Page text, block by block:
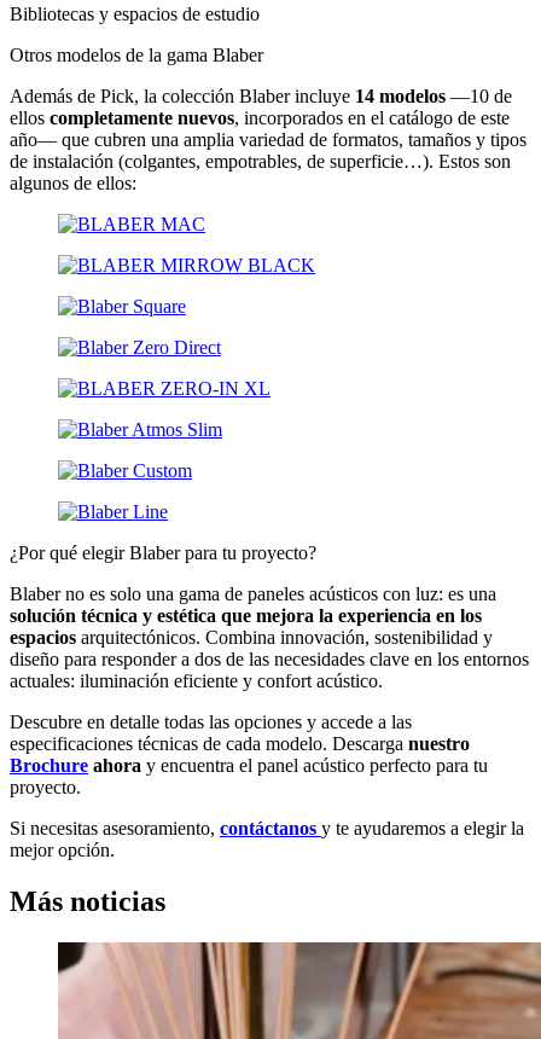
Bibliotecas y espacios de estudio
Otros modelos de la gama Blaber
Además de Pick, la colección Blaber incluye 14 modelos —10 de
ellos completamente nuevos, incorporados en el catálogo de este
año— que cubren una amplia variedad de formatos, tamaños y tipos
de instalación (colgantes, empotrables, de superficie…). Estos son
algunos de ellos:
¿Por qué elegir Blaber para tu proyecto?
Blaber no es solo una gama de paneles acústicos con luz: es una
solución técnica y estética que mejora la experiencia en los
espacios arquitectónicos. Combina innovación, sostenibilidad y
diseño para responder a dos de las necesidades clave en los entornos
actuales: iluminación eficiente y confort acústico.
Descubre en detalle todas las opciones y accede a las
especificaciones técnicas de cada modelo. Descarga nuestro
Brochure ahora y encuentra el panel acústico perfecto para tu
proyecto.
Si necesitas asesoramiento, contáctanos y te ayudaremos a elegir la
mejor opción.
Más noticias